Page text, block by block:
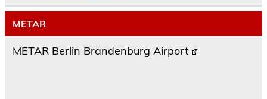
METAR
METAR Berlin Brandenburg Airport